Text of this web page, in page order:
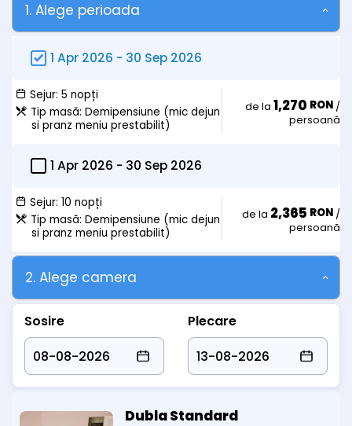
Oferta nu include:
• taxele de statiune se achita la receptie;
Tarife copii :
masa);
• Copiii între 4 și 13 ani = 80 lei/zi (cu 2 adulți, fara pat
suplimentar + masa)
• Copiii între 4 și 13 ani = 155 lei/zi (cu 2 adulți, cu pat suplimentar
• Copiii peste 14 ani se considera adulti.
1. Alege perioada
1 Apr 2026 - 30 Sep 2026
Sejur: 5 nopți
Tip masă: Demipensiune (mic dejun
si pranz meniu prestabilit)
de la 1,270 RON /
persoană
1 Apr 2026 - 30 Sep 2026
Sejur: 10 nopți
Tip masă: Demipensiune (mic dejun
si pranz meniu prestabilit)
de la 2,365 RON /
persoană
2. Alege camera
Sosire Plecare
Dubla Standard